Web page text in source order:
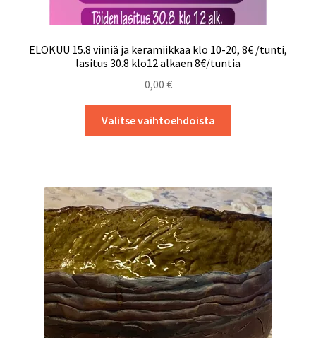
ELOKUU 15.8 viiniä ja keramiikkaa klo 10-20, 8€ /tunti,
lasitus 30.8 klo12 alkaen 8€/tuntia
0,00 €
Valitse vaihtoehdoista
Voit
tehdä
valinnat
tuotteen
sivulla.